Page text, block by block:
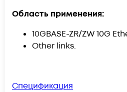
Область применения:
10GBASE-ZR/ZW 10G
Other links.
Спецификация